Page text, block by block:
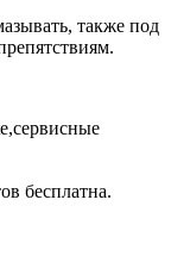
также под
бесплатна.